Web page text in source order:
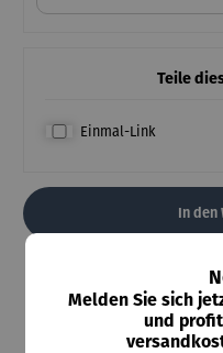
Teile
Einmal-Link
In den
**Aufgrund von
Melden Sie sich
und